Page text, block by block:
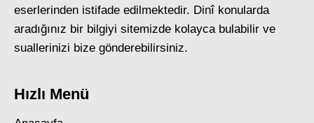
eserlerinden istifade edilmektedir. Dinî konularda
aradığınız bir bilgiyi sitemizde kolayca bulabilir ve
suallerinizi bize gönderebilirsiniz.
Hızlı Menü